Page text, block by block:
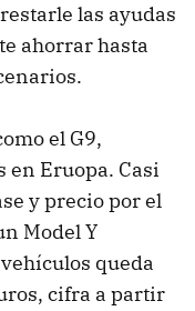
las ayudas
ahorrar hasta
el G9,
en Eruopa. Casi
y precio por el
Model Y
queda
cifra a partir